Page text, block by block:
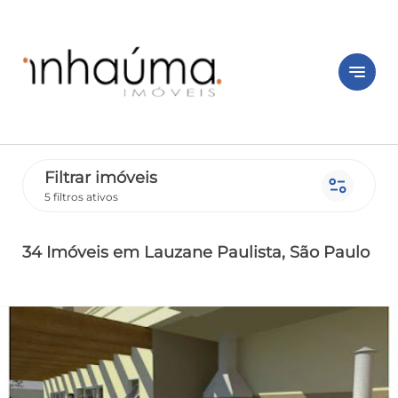
notes
Filtrar imóveis
5 filtros ativos page_info
34 Imóveis em Lauzane Paulista, São Paulo